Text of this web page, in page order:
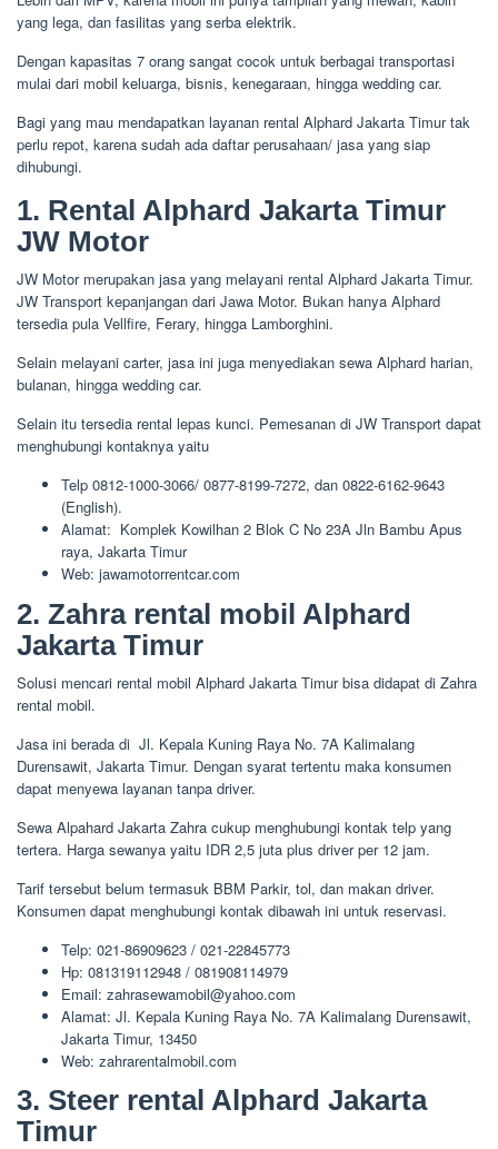
yang lega, dan fasilitas yang serba elektrik.
Dengan kapasitas 7 orang sangat cocok untuk berbagai transportasi
mulai dari mobil keluarga, bisnis, kenegaraan, hingga wedding car.
Bagi yang mau mendapatkan layanan rental Alphard Jakarta Timur tak
perlu repot, karena sudah ada daftar perusahaan/ jasa yang siap
dihubungi.
1. Rental Alphard Jakarta Timur
JW Motor
JW Motor merupakan jasa yang melayani rental Alphard Jakarta Timur.
JW Transport kepanjangan dari Jawa Motor. Bukan hanya Alphard
tersedia pula Vellfire, Ferary, hingga Lamborghini.
Selain melayani carter, jasa ini juga menyediakan sewa Alphard harian,
bulanan, hingga wedding car.
Selain itu tersedia rental lepas kunci. Pemesanan di JW Transport dapat
menghubungi kontaknya yaitu
Telp 0812-1000-3066/ 0877-8199-7272, dan 0822-6162-9643
(English).
Alamat: Komplek Kowilhan 2 Blok C No 23A Jln Bambu Apus
raya, Jakarta Timur
Web: jawamotorrentcar.com
2. Zahra rental mobil Alphard
Jakarta Timur
Solusi mencari rental mobil Alphard Jakarta Timur bisa didapat di Zahra
rental mobil.
Jasa ini berada di Jl. Kepala Kuning Raya No. 7A Kalimalang
Durensawit, Jakarta Timur. Dengan syarat tertentu maka konsumen
dapat menyewa layanan tanpa driver.
Sewa Alpahard Jakarta Zahra cukup menghubungi kontak telp yang
tertera. Harga sewanya yaitu IDR 2,5 juta plus driver per 12 jam.
Tarif tersebut belum termasuk BBM Parkir, tol, dan makan driver.
Konsumen dapat menghubungi kontak dibawah ini untuk reservasi.
Telp: 021-86909623 / 021-22845773
Hp: 081319112948 / 081908114979
Email: zahrasewamobil@yahoo.com
Alamat: Jl. Kepala Kuning Raya No. 7A Kalimalang Durensawit,
Jakarta Timur, 13450
Web: zahrarentalmobil.com
3. Steer rental Alphard Jakarta
Timur